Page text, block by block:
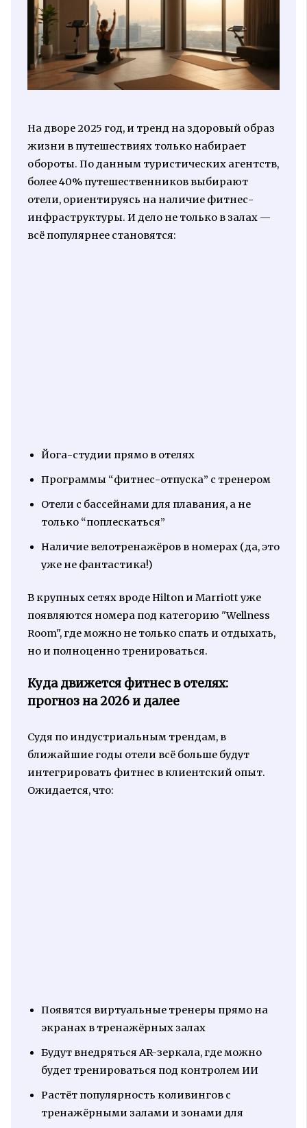
На дворе 2025 год, и тренд на здоровый образ
жизни в путешествиях только набирает
обороты. По данным туристических агентств,
более 40% путешественников выбирают
отели, ориентируясь на наличие фитнес-
инфраструктуры. И дело не только в залах —
всё популярнее становятся:
Йога-студии прямо в отелях
Программы “фитнес-отпуска” с тренером
Отели с бассейнами для плавания, а не
только “поплескаться”
Наличие велотренажёров в номерах (да, это
уже не фантастика!)
В крупных сетях вроде Hilton и Marriott уже
появляются номера под категорию "Wellness
Room", где можно не только спать и отдыхать,
но и полноценно тренироваться.
Куда движется фитнес в отелях:
прогноз на 2026 и далее
Судя по индустриальным трендам, в
ближайшие годы отели всё больше будут
интегрировать фитнес в клиентский опыт.
Ожидается, что:
Появятся виртуальные тренеры прямо на
экранах в тренажёрных залах
Будут внедряться AR-зеркала, где можно
будет тренироваться под контролем ИИ
Растёт популярность коливингов с
тренажёрными залами и зонами для